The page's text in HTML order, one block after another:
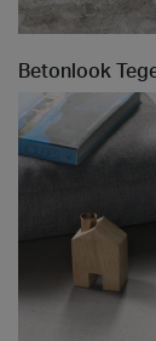
Betonlook